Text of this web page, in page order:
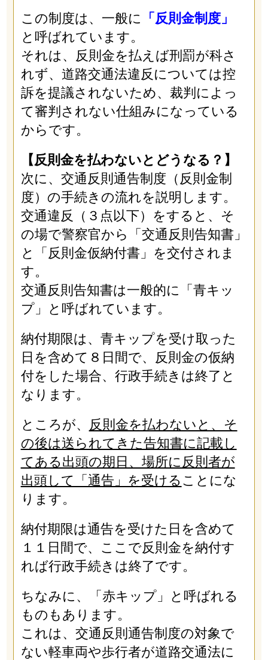
この制度は、一般に
「反則金制度」
と呼ばれています。
それは、反則金を払えば刑罰が科さ
れず、道路交通法違反については控
訴を提議されないため、裁判によっ
て審判されない仕組みになっている
からです。
【反則金を払わないとどうなる？】
次に、交通反則通告制度（反則金制
度）の手続きの流れを説明します。
交通違反（３点以下）をすると、そ
の場で警察官から「交通反則告知書」
と「反則金仮納付書」を交付されま
す。
交通反則告知書は一般的に「青キッ
プ」と呼ばれています。
納付期限は、青キップを受け取った
日を含めて８日間で、反則金の仮納
付をした場合、行政手続きは終了と
なります。
ところが、
反則金を払わないと、そ
の後は送られてきた告知書に記載し
てある出頭の期日、場所に反則者が
出頭して「通告」を受ける ことにな
ります。
納付期限は通告を受けた日を含めて
１１日間で、ここで反則金を納付す
れば行政手続きは終了です。
ちなみに、「赤キップ」と呼ばれる
ものもあります。
これは、交通反則通告制度の対象で
ない軽車両や歩行者が道路交通法に